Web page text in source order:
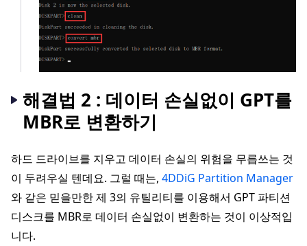
해결법 2 : 데이터 손실없이 GPT를
MBR로 변환하기
하드 드라이브를 지우고 데이터 손실의 위험을 무릅쓰는 것
이 두려우실 텐데요. 그럴 때는, 4DDiG Partition Manager
와 같은 믿을만한 제 3의 유틸리티를 이용해서 GPT 파티션
디스크를 MBR로 데이터 손실없이 변환하는 것이 이상적입
니다.